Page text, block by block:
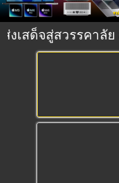
แจ้ง
ปัญหา
การ
สินค้า
เสด็จสู่สวรรคาลัย